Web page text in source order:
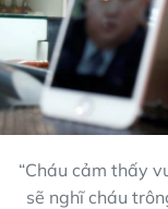
“Cháu cảm thấy
sẽ nghĩ cháu